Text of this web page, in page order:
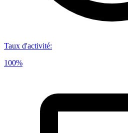
Taux d'activité:
100%